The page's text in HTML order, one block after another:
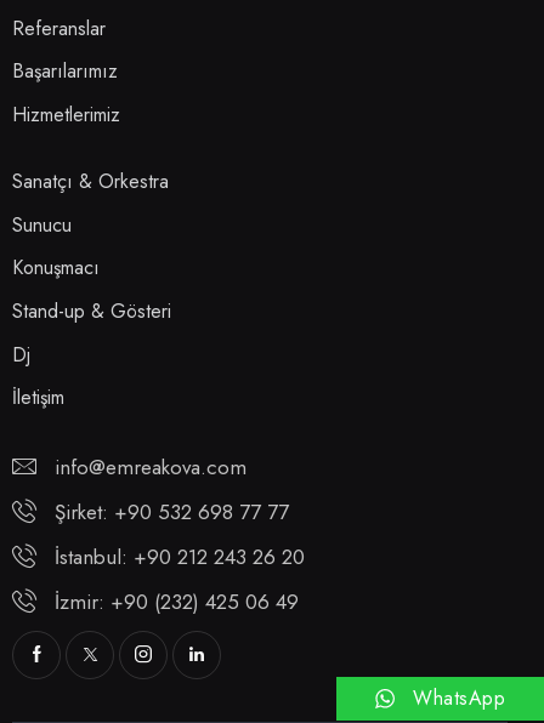
Referanslar
Başarılarımız
Hizmetlerimiz
Sanatçı & Orkestra
Sunucu
Konuşmacı
Stand-up & Gösteri
Dj
İletişim
info@emreakova.com
Şirket: +90 532 698 77 77
İstanbul: +90 212 243 26 20
İzmir: +90 (232) 425 06 49
WhatsApp